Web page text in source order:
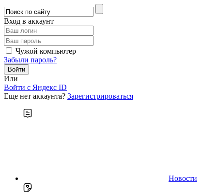
Вход в аккаунт
Чужой компьютер
Забыли пароль?
Или
Войти c Яндекс ID
Еще нет аккаунта? Зарегистрироваться
Новости